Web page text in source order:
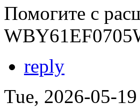
Помогите с
reply
Tue, 2026-05-